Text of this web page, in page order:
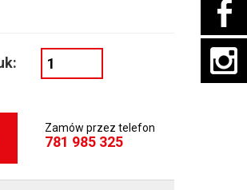
Zamów przez telefon
781 985 325